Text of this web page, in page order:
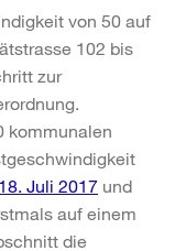
von 50 auf
102 bis
zur
kommunalen
Juli 2017 und
auf einem
die